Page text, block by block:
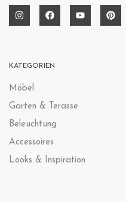
KATEGORIEN
Möbel
Garten & Terasse
Beleuchtung
Accessoires
Looks & Inspiration